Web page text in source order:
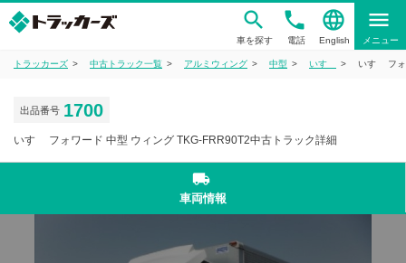
車を探す
phone
電話
language
English
menu
メニュー
トラッカーズ 中古トラック一覧 アルミウィング 中型 いすゞ いすゞ フ
出品番号 1700
いすゞ フォワード 中型 ウィング TKG-FRR90T2中古トラック詳細
local_shipping
車両情報